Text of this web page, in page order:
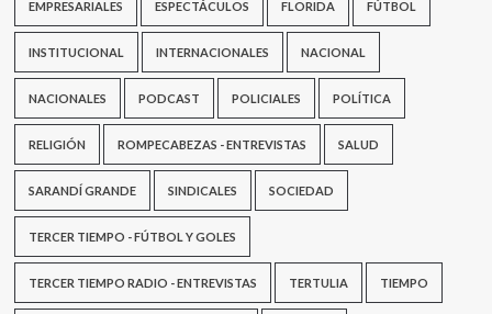
EMPRESARIALES ESPECTÁCULOS FLORIDA FÚTBOL
INSTITUCIONAL INTERNACIONALES NACIONAL
NACIONALES PODCAST POLICIALES POLÍTICA
RELIGIÓN ROMPECABEZAS - ENTREVISTAS SALUD
SARANDÍ GRANDE SINDICALES SOCIEDAD
TERCER TIEMPO - FÚTBOL Y GOLES
TERCER TIEMPO RADIO - ENTREVISTAS TERTULIA TIEMPO